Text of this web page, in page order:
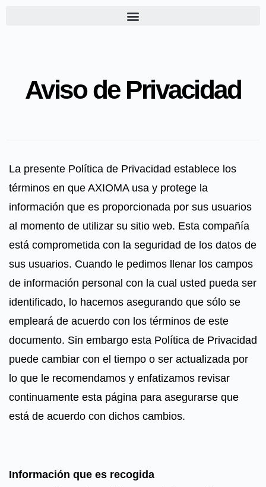
Aviso de Privacidad
La presente Política de Privacidad establece los
términos en que AXIOMA usa y protege la
información que es proporcionada por sus usuarios
al momento de utilizar su sitio web. Esta compañía
está comprometida con la seguridad de los datos de
sus usuarios. Cuando le pedimos llenar los campos
de información personal con la cual usted pueda ser
identificado, lo hacemos asegurando que sólo se
empleará de acuerdo con los términos de este
documento. Sin embargo esta Política de Privacidad
puede cambiar con el tiempo o ser actualizada por
lo que le recomendamos y enfatizamos revisar
continuamente esta página para asegurarse que
está de acuerdo con dichos cambios.
Información que es recogida